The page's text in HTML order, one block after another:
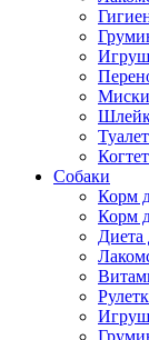
Собаки
Корм
Корм
Диета